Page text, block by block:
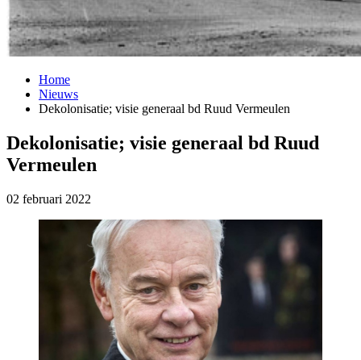
Home
Nieuws
Dekolonisatie; visie generaal bd Ruud Vermeulen
Dekolonisatie; visie generaal bd Ruud
Vermeulen
02 februari 2022